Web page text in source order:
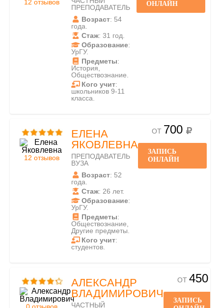
12 отзывов
ПРЕПОДАВАТЕЛЬ
Возраст: 54
года.
Стаж: 31 год.
Образование:
УрГУ.
Предметы:
История,
Обществознание.
Кого учит:
школьников 9-11
класса.
ОНЛАЙН
12 отзывов
ЕЛЕНА
ЯКОВЛЕВНА
ПРЕПОДАВАТЕЛЬ
ВУЗА
Возраст: 52
года.
Стаж: 26 лет.
Образование:
УрГУ.
Предметы:
Обществознание,
Другие предметы.
Кого учит:
студентов.
ОТ 700
ЗАПИСЬ
ОНЛАЙН
АЛЕКСАНДР
ВЛАДИМИРОВИЧ
ЧАСТНЫЙ
ОТ 450
ЗАПИСЬ